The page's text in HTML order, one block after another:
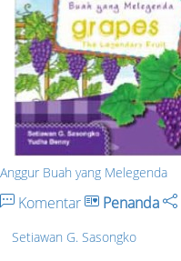
Anggur Buah yang Melegenda
Komentar Penanda
Setiawan G. Sasongko